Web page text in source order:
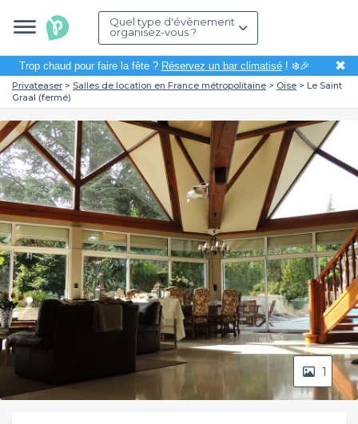
Quel type d'évènement
organisez-vous ?
Trop chaud pour faire la fête ? Réservez un bar climatisé! ❄️🎉 ✖
Privateaser Salles de location en France métropolitaine Oise
Le Saint
Graal (fermé)
1